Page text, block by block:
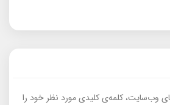
وب‌سایت، کلمه‌ی کلیدی مورد نظر خود را